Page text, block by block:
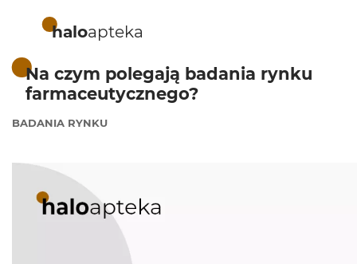
haloapteka
Na czym polegają badania rynku
farmaceutycznego?
BADANIA RYNKU